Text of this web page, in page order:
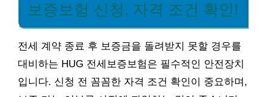
보증보험 신청, 자격 조건 확인!
전세 계약 종료 후 보증금을 돌려받지 못할 경우를
대비하는 HUG 전세보증보험은 필수적인 안전장치
입니다. 신청 전 꼼꼼한 자격 조건 확인이 중요하며,